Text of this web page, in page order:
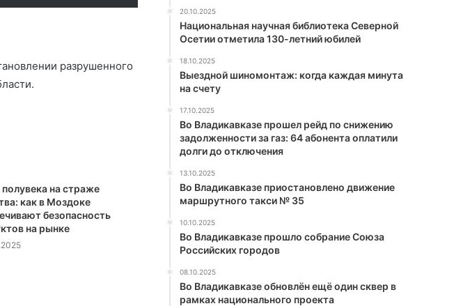
разрушенного
полувека на страже
как в Моздоке
безопасность
на рынке
20.10.2025
Национальная научная библиотека Северной
Осетии отметила 130-летний юбилей
18.10.2025
Выездной шиномонтаж: когда каждая минута
на счету
17.10.2025
Во Владикавказе прошел рейд по снижению
задолженности за газ: 64 абонента оплатили
долги до отключения
13.10.2025
Во Владикавказе приостановлено движение
маршрутного такси № 35
10.10.2025
Во Владикавказе прошло собрание Союза
Российских городов
08.10.2025
Во Владикавказе обновлён ещё один сквер в
рамках национального проекта